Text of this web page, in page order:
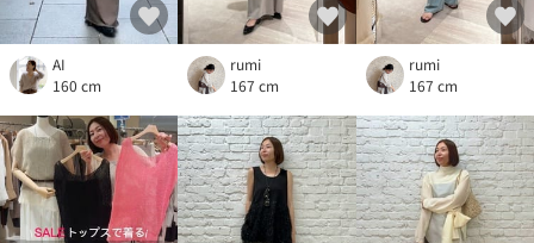
AI
160 cm
rumi
167 cm
rumi
167 cm